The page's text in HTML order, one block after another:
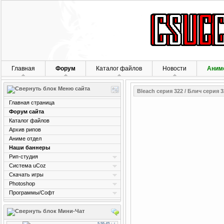
Главная Форум Каталог файлов Новости
Меню сайта
Главная страница
Форум сайта
Каталог файлов
Архив рипов
Аниме отдел
Наши баннеры
Рип-студия
Система uCoz
Скачать игры
Photoshop
Программы/Софт
Мини-Чат
Bleach серия 322 / Блич серия